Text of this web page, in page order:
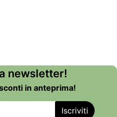
newsletter!
in anteprima!